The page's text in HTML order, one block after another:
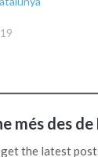
més des de
the latest